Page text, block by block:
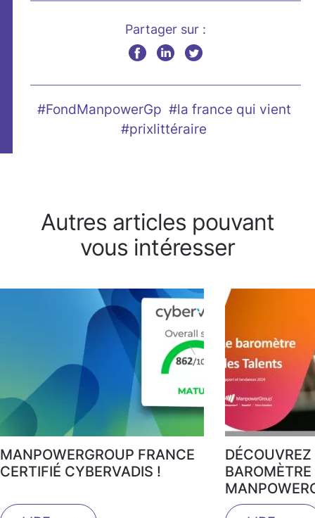
Partager sur :
#FondManpowerGp #la france qui vient
#prixlittéraire
Autres articles pouvant
vous intéresser
MANPOWERGROUP FRANCE
CERTIFIÉ CYBERVADIS !
DÉCOUVREZ